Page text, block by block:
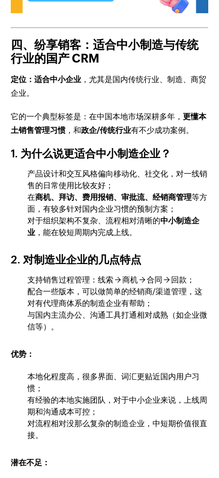
四、纷享销客：适合中小制造与传统
行业的国产 CRM
定位：适合中小企业 ，尤其是国内传统行业、制造、商贸
企业。
它的一个典型标签是：在中国本地市场深耕多年，更懂本
土销售管理习惯，和政企/传统行业有不少成功案例。
1. 为什么说更适合中小制造企业？
产品设计和交互风格偏向移动化、社交化，对一线销
售的日常使用比较友好；
在商机、拜访、费用报销、审批流、经销商管理等方
面，有较多针对国内企业习惯的预制方案；
对于组织架构不复杂、流程相对清晰的中小制造企
业 ，能在较短周期内完成上线。
2. 对制造业企业的几点特点
支持销售过程管理：线索 → 商机 → 合同 → 回款；
配合一些版本，可以做简单的经销商/渠道管理，这
对有代理商体系的制造企业有帮助；
与国内主流办公、沟通工具打通相对成熟（如企业微
信等）。
优势：
本地化程度高，很多界面、词汇更贴近国内用户习
惯；
有经验的本地实施团队，对于中小企业来说，上线周
期和沟通成本可控；
对流程相对没那么复杂的制造企业，中短期价值很直
接。
潜在不足：